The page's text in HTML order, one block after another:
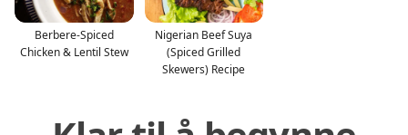
Berbere-Spiced
Chicken & Lentil Stew
Nigerian Beef Suya
(Spiced Grilled
Skewers) Recipe